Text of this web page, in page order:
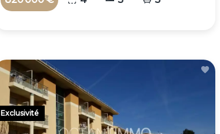
Exclusivité